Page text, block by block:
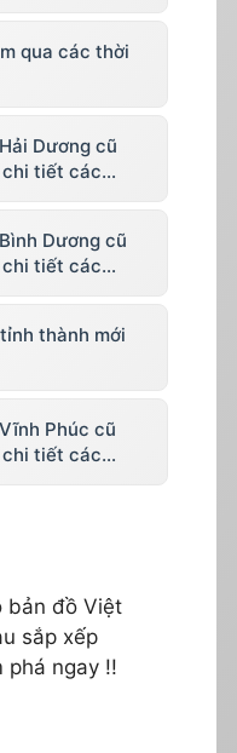
qua các thời
Dương cũ
tiết các
Dương cũ
tiết các
thành mới
Phúc cũ
tiết các
bản đồ Việt
sắp xếp
phá ngay !!